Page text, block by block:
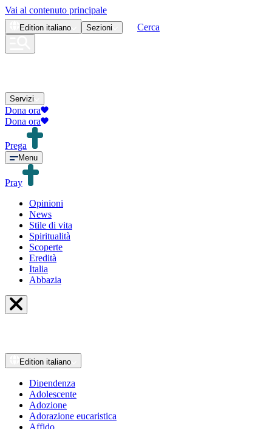
Vai al contenuto principale
Edition italiano Sezioni Cerca
Servizi
Dona ora
Dona ora
Prega
Menu
Pray
Opinioni
News
Stile di vita
Spiritualità
Scoperte
Eredità
Italia
Abbazia
Edition italiano
Dipendenza
Adolescente
Adozione
Adorazione eucaristica
Affido